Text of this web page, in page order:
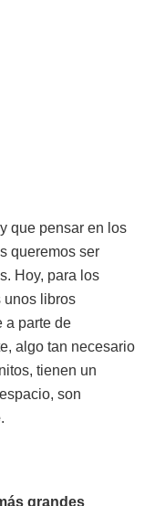
que pensar en los
queremos ser
Hoy, para los
unos libros
a parte de
algo tan necesario
tienen un
son
.
grandes